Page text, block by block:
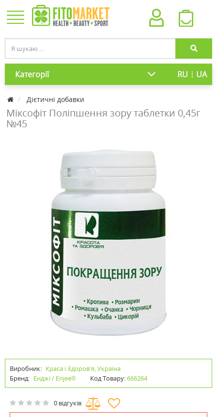
Категорії RU | UA
Дієтичні добавки
Міксофіт Поліпшення зору таблетки 0,45г
№45
Виробник: Краса і Здоров'я, Україна
Бренд: Енджі / Enjee® Код Товару:666264
0 відгуків